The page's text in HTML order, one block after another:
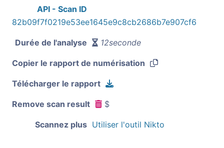
API - Scan ID
82b09f7f0219e53ee1645e9c8cb2686b7e907cf6
Durée de l'analyse 12seconde
Copier le rapport de numérisation
Télécharger le rapport
Remove scan result $
Scannez plus Utiliser l'outil Nikto